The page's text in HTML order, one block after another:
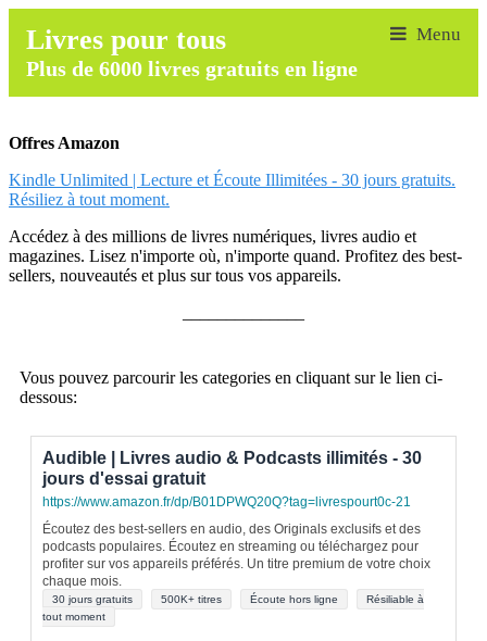
Livres pour tous
Plus de 6000 livres gratuits en ligne
Offres Amazon
Kindle Unlimited | Lecture et Écoute Illimitées - 30 jours gratuits.
Résiliez à tout moment.
Accédez à des millions de livres numériques, livres audio et
magazines. Lisez n'importe où, n'importe quand. Profitez des best-
sellers, nouveautés et plus sur tous vos appareils.
Vous pouvez parcourir les categories en cliquant sur le lien ci-
dessous:
Audible | Livres audio & Podcasts illimités - 30
jours d'essai gratuit
https://www.amazon.fr/dp/B01DPWQ20Q?tag=livrespourt0c-21
Écoutez des best-sellers en audio, des Originals exclusifs et des
podcasts populaires. Écoutez en streaming ou téléchargez pour
profiter sur vos appareils préférés. Un titre premium de votre choix
chaque mois.
30 jours gratuits 500K+ titres Écoute hors ligne
Résiliable à
tout moment